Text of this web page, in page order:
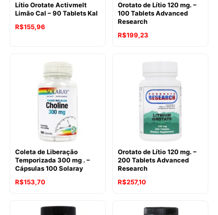
Lítio Orotate Activmelt
Limão Cal – 90 Tablets Kal
R$155,96
Orotato de Lítio 120 mg. –
100 Tablets Advanced
Research
O
R$209,82.
R$199,23
é:
R$199,23.
Coleta de Liberação
Temporizada 300 mg . –
Cápsulas 100 Solaray
R$153,70
Orotato de Lítio 120 mg. –
200 Tablets Advanced
Research
O
R$257,10O
atual